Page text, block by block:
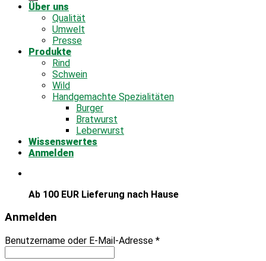
Über uns
Qualität
Umwelt
Presse
Produkte
Rind
Schwein
Wild
Handgemachte Spezialitäten
Burger
Bratwurst
Leberwurst
Wissenswertes
Anmelden
Ab 100 EUR Lieferung nach Hause
Anmelden
Benutzername oder E-Mail-Adresse *